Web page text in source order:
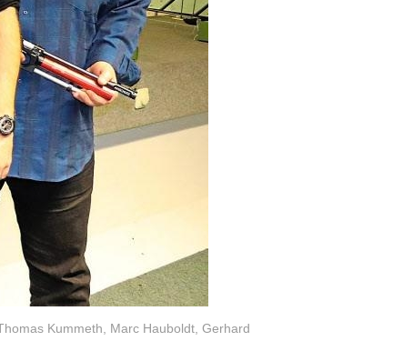
Kummeth, Marc Hauboldt, Gerhard